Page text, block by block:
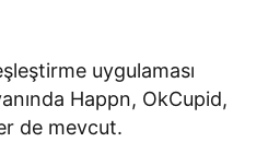
uygulaması
Happn, OkCupid,
de mevcut.